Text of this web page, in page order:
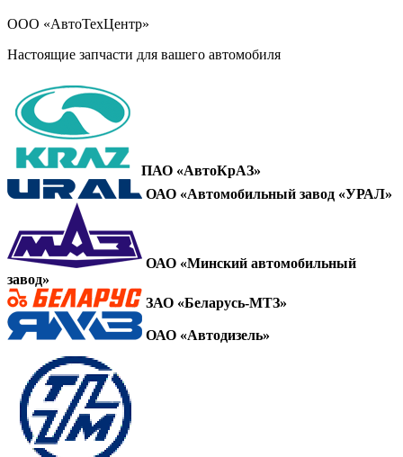
ООО «АвтоТехЦентр»
Настоящие запчасти для вашего автомобиля
ПАО «АвтоКрАЗ»
ОАО «Автомобильный завод «УРАЛ»
ОАО «Минский автомобильный
завод»
ЗАО «Беларусь-МТЗ»
ОАО «Автодизель»